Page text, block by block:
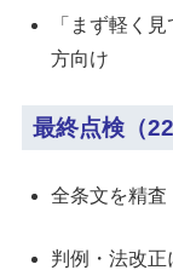
「まず軽く
方向け
最終点検（
全条文を精査
判例・法改